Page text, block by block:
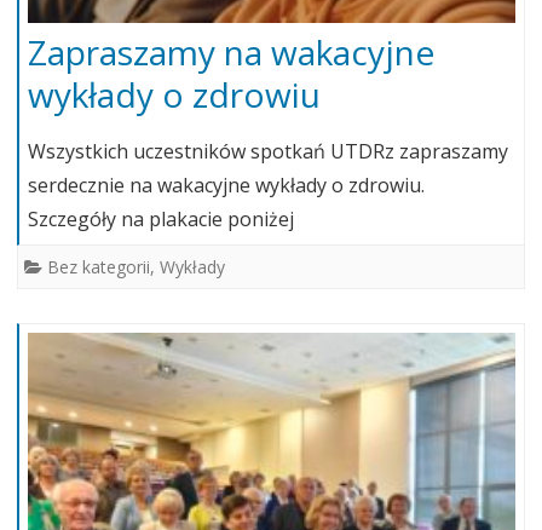
Zapraszamy na wakacyjne
wykłady o zdrowiu
Wszystkich uczestników spotkań UTDRz zapraszamy
serdecznie na wakacyjne wykłady o zdrowiu.
Szczegóły na plakacie poniżej
Bez kategorii, Wykłady